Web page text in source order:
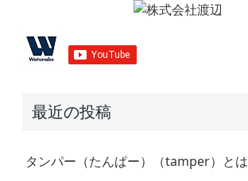
最近の投稿
タンパー（たんぱー）（tamper）とは